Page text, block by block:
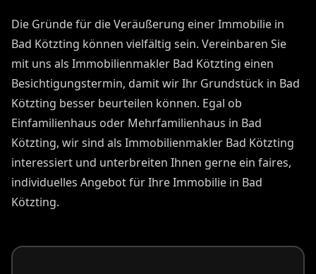
Die Gründe für die Veräußerung einer Immobilie in
Bad Kötzting können vielfältig sein. Vereinbaren Sie
mit uns als Immobilienmakler Bad Kötzting einen
Besichtigungstermin, damit wir Ihr Grundstück in Bad
Kötzting besser beurteilen können. Egal ob
Einfamilienhaus oder Mehrfamilienhaus in Bad
Kötzting, wir sind als Immobilienmakler Bad Kötzting
interessiert und unterbreiten Ihnen gerne ein faires,
individuelles Angebot für Ihre Immobilie in Bad
Kötzting.